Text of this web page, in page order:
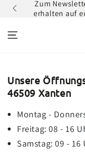
ZUM INHALT
SPRINGEN
ab
Zum
erhalten auf
Unsere
46509 Xanten
Montag -
Freitag: 08 - 16
Samstag: 09 - 16